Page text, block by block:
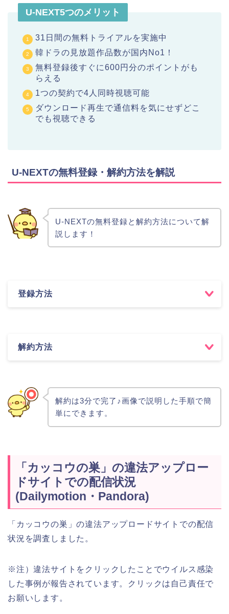
U-NEXT5つのメリット
31日間の無料トライアルを実施中
韓ドラの見放題作品数が国内No1！
無料登録後すぐに600円分のポイントがも
らえる
1つの契約で4人同時視聴可能
ダウンロード再生で通信料を気にせずどこ
でも視聴できる
U-NEXTの無料登録・解約方法を解説
U-NEXTの無料登録と解約方法について解
説します！
登録方法
解約方法
解約は3分で完了♪画像で説明した手順で簡
単にできます。
「カッコウの巣」の違法アップロー
ドサイトでの配信状況
(Dailymotion・Pandora)
「カッコウの巣」の違法アップロードサイトでの配信
状況を調査しました。
※注）違法サイトをクリックしたことでウイルス感染
した事例が報告されています。クリックは自己責任で
お願いします。